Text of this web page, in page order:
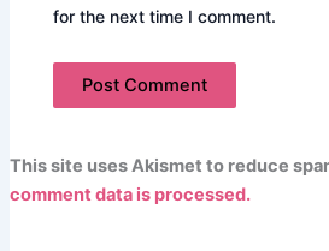
for the next time I comment.
This site uses Akismet to reduce
comment data is processed.